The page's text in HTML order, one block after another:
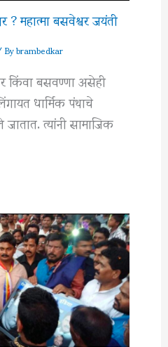
? महात्मा बसवेश्वर जयंती
brambedkar
किंवा बसवण्णा असेही
धार्मिक पंथाचे
त्यांनी सामाजिक